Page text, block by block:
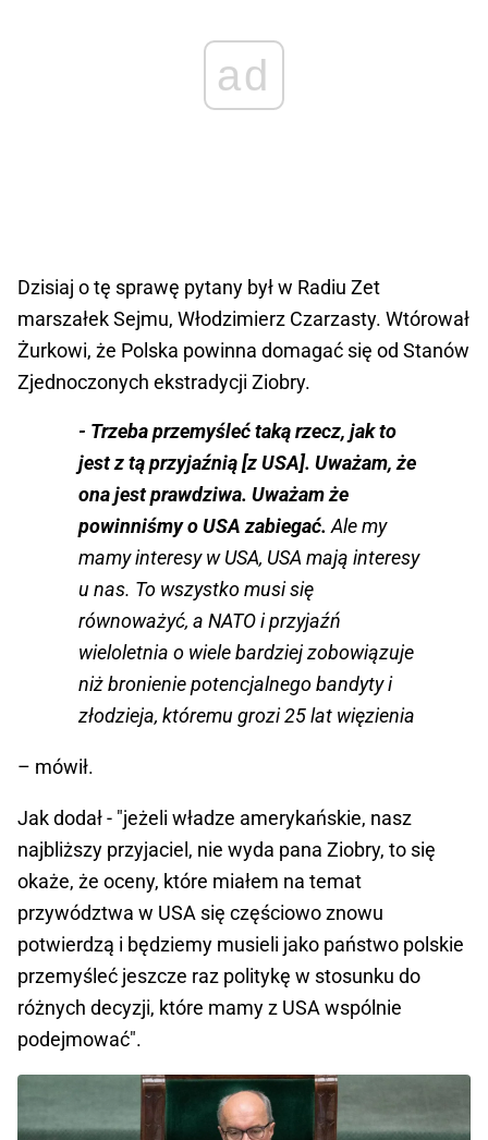
ad
Dzisiaj o tę sprawę pytany był w Radiu Zet
marszałek Sejmu, Włodzimierz Czarzasty. Wtórował
Żurkowi, że Polska powinna domagać się od Stanów
Zjednoczonych ekstradycji Ziobry.
- Trzeba przemyśleć taką rzecz, jak to
jest z tą przyjaźnią [z USA]. Uważam, że
ona jest prawdziwa. Uważam że
powinniśmy o USA zabiegać.Ale my
mamy interesy w USA, USA mają interesy
u nas. To wszystko musi się
równoważyć, a NATO i przyjaźń
wieloletnia o wiele bardziej zobowiązuje
niż bronienie potencjalnego bandyty i
złodzieja, któremu grozi 25 lat więzienia
– mówił.
Jak dodał - "jeżeli władze amerykańskie, nasz
najbliższy przyjaciel, nie wyda pana Ziobry, to się
okaże, że oceny, które miałem na temat
przywództwa w USA się częściowo znowu
potwierdzą i będziemy musieli jako państwo polskie
przemyśleć jeszcze raz politykę w stosunku do
różnych decyzji, które mamy z USA wspólnie
podejmować".